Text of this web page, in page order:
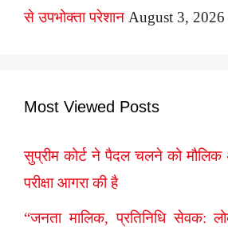
से उपभोक्ता परेशान August 3, 2026
Most Viewed Posts
सुप्रीम कोर्ट ने पैदल चलने को मौलिक
परीक्षा आगरा की है
“जनता मालिक, प्रतिनिधि सेवक: